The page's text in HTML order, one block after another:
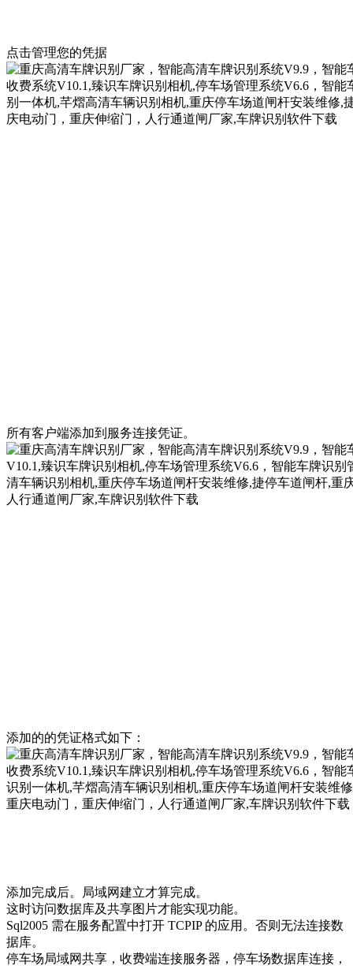
点击管理您的凭据
所有客户端添加到服务连接凭证。
添加的的凭证格式如下：
添加完成后。局域网建立才算完成。
这时访问数据库及共享图片才能实现功能。
Sql2005 需在服务配置中打开 TCPIP 的应用。否则无法连接数
据库。
停车场局域网共享，收费端连接服务器，停车场数据库连接，